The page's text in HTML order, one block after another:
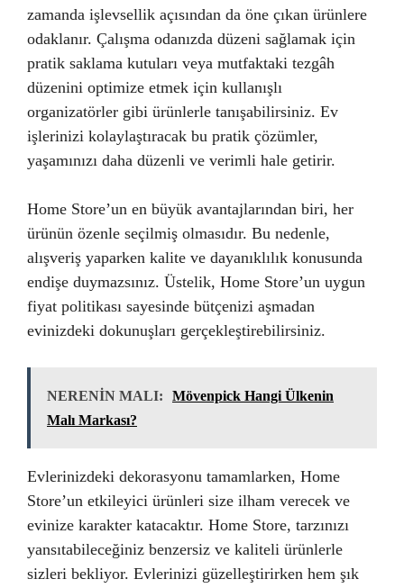
zamanda işlevsellik açısından da öne çıkan ürünlere
odaklanır. Çalışma odanızda düzeni sağlamak için
pratik saklama kutuları veya mutfaktaki tezgâh
düzenini optimize etmek için kullanışlı
organizatörler gibi ürünlerle tanışabilirsiniz. Ev
işlerinizi kolaylaştıracak bu pratik çözümler,
yaşamınızı daha düzenli ve verimli hale getirir.
Home Store’un en büyük avantajlarından biri, her
ürünün özenle seçilmiş olmasıdır. Bu nedenle,
alışveriş yaparken kalite ve dayanıklılık konusunda
endişe duymazsınız. Üstelik, Home Store’un uygun
fiyat politikası sayesinde bütçenizi aşmadan
evinizdeki dokunuşları gerçekleştirebilirsiniz.
NERENİN MALI:
Mövenpick Hangi Ülkenin
Malı Markası?
Evlerinizdeki dekorasyonu tamamlarken, Home
Store’un etkileyici ürünleri size ilham verecek ve
evinize karakter katacaktır. Home Store, tarzınızı
yansıtabileceğiniz benzersiz ve kaliteli ürünlerle
sizleri bekliyor. Evlerinizi güzelleştirirken hem şık